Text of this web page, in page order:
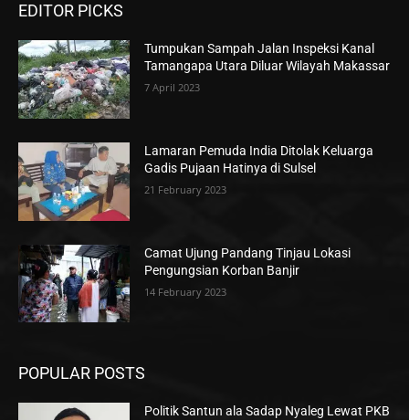
EDITOR PICKS
Tumpukan Sampah Jalan Inspeksi Kanal
Tamangapa Utara Diluar Wilayah Makassar
7 April 2023
Lamaran Pemuda India Ditolak Keluarga
Gadis Pujaan Hatinya di Sulsel
21 February 2023
Camat Ujung Pandang Tinjau Lokasi
Pengungsian Korban Banjir
14 February 2023
POPULAR POSTS
Politik Santun ala Sadap Nyaleg Lewat PKB